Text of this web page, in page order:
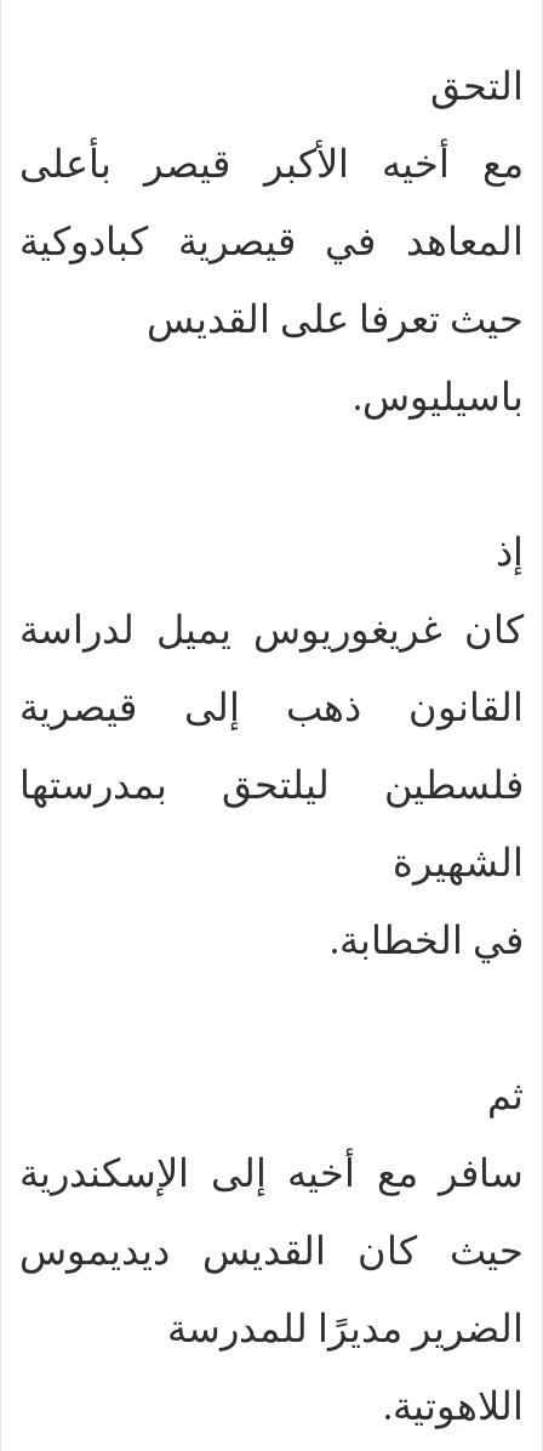
التحق
مع أخيه الأكبر قيصر بأعلى
المعاهد في قيصرية كبادوكية
حيث تعرفا على القديس
باسيليوس.
إذ
كان غريغوريوس يميل لدراسة
القانون ذهب إلى قيصرية
فلسطين ليلتحق بمدرستها
الشهيرة
في الخطابة.
ثم
سافر مع أخيه إلى الإسكندرية
حيث كان القديس ديديموس
الضرير مديرًا للمدرسة
اللاهوتية.